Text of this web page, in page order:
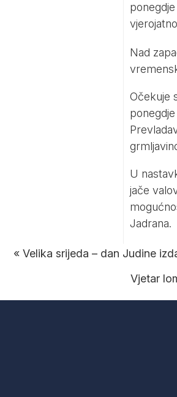
Nad
Očekuje
U
jače
Jadrana.
« Velika srijeda – dan Judine
Vjetar